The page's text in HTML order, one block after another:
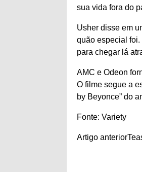
sua vida fora do
Usher disse em
quão especial
para chegar lá
AMC e Odeon
O filme segue a
by Beyonce” do
Fonte: Variety
Artigo anterior